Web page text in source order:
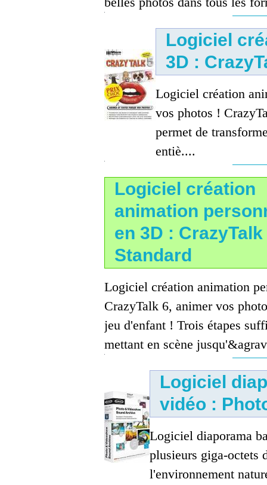
Logiciel
3D :
Logiciel création
vos photos !
permet de
entiè....
Logiciel création
animation
en 3D : CrazyTalk
Standard
Logiciel création animation
CrazyTalk 6, animer vos
jeu d'enfant ! Trois étapes
mettant en scène
Logiciel
vidéo :
Logiciel diaporama
plusieurs giga-octets
l'environnement